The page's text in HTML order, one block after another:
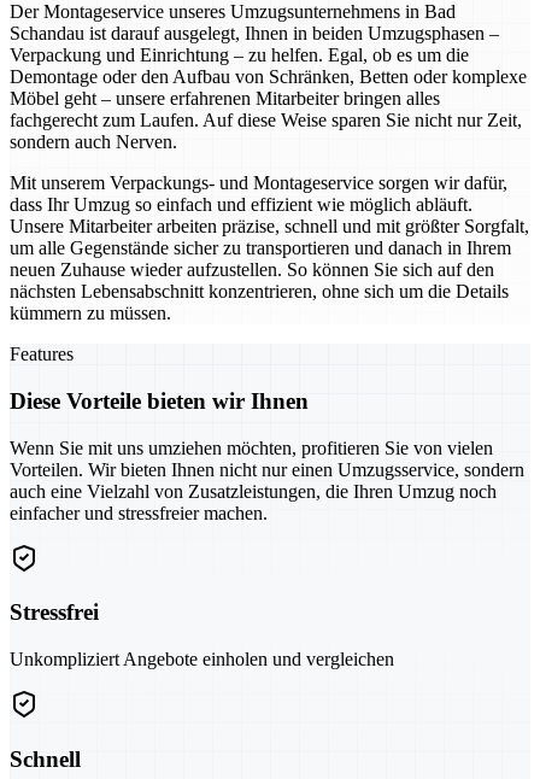
Der Montageservice unseres Umzugsunternehmens in Bad
Schandau ist darauf ausgelegt, Ihnen in beiden Umzugsphasen –
Verpackung und Einrichtung – zu helfen. Egal, ob es um die
Demontage oder den Aufbau von Schränken, Betten oder komplexe
Möbel geht – unsere erfahrenen Mitarbeiter bringen alles
fachgerecht zum Laufen. Auf diese Weise sparen Sie nicht nur Zeit,
sondern auch Nerven.
Mit unserem Verpackungs- und Montageservice sorgen wir dafür,
dass Ihr Umzug so einfach und effizient wie möglich abläuft.
Unsere Mitarbeiter arbeiten präzise, schnell und mit größter Sorgfalt,
um alle Gegenstände sicher zu transportieren und danach in Ihrem
neuen Zuhause wieder aufzustellen. So können Sie sich auf den
nächsten Lebensabschnitt konzentrieren, ohne sich um die Details
kümmern zu müssen.
Features
Diese Vorteile bieten wir Ihnen
Wenn Sie mit uns umziehen möchten, profitieren Sie von vielen
Vorteilen. Wir bieten Ihnen nicht nur einen Umzugsservice, sondern
auch eine Vielzahl von Zusatzleistungen, die Ihren Umzug noch
einfacher und stressfreier machen.
Stressfrei
Unkompliziert Angebote einholen und vergleichen
Schnell